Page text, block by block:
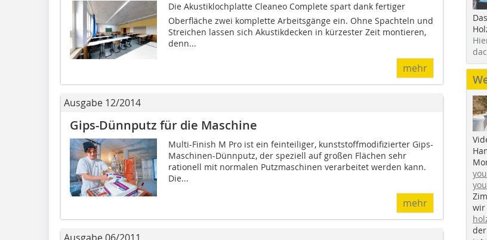
Die Akustiklochplatte Cleaneo Complete spart dank fertiger
Oberfläche zwei komplette Arbeitsgänge ein. Ohne Spachteln und
Streichen lassen sich Akustikdecken in kürzester Zeit montieren,
denn...
mehr
Ausgabe 12/2014
Gips-Dünnputz für die Maschine
Multi-Finish M Pro ist ein feinteiliger, kunststoffmodifizierter Gips-
Maschinen-Dünnputz, der speziell auf großen Flächen sehr
rationell mit normalen Putzmaschinen verarbeitet werden kann.
Die...
mehr
wir